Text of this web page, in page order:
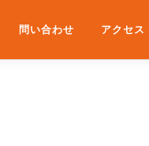
問い合わせ アクセス